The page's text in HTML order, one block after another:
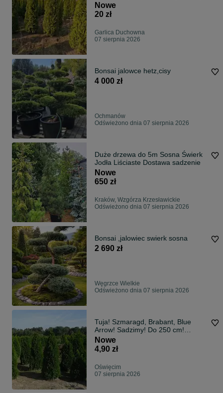
Nowe
20 zł
Garlica Duchowna
07 sierpnia 2026
Bonsai jalowce hetz,cisy
4 000 zł
Ochmanów
Odświeżono dnia 07 sierpnia 2026
Duże drzewa do 5m Sosna Świerk
Jodła Liściaste Dostawa sadzenie
Nowe
650 zł
Kraków, Wzgórza Krzesławickie
Odświeżono dnia 07 sierpnia 2026
Bonsai ,jalowiec swierk sosna
2 690 zł
Węgrzce Wielkie
Odświeżono dnia 07 sierpnia 2026
Tuja! Szmaragd, Brabant, Blue
Arrow! Sadzimy! Do 250 cm!
Dowóz!
Nowe
4,90 zł
Oświęcim
07 sierpnia 2026